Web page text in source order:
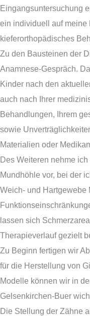
Eingangsuntersuchung
ein individuell auf meine
kieferorthopädisches
Zu den Bausteinen der
Anamnese-Gespräch.
Kinder nach den
auch nach Ihrer
Behandlungen, Ihrem
sowie
Materialien oder
Des Weiteren nehme
Mundhöhle vor, bei der
Weich- und Hartgewebe
lassen sich
Therapieverlauf gezielt
Zu Beginn fertigen wir
für die Herstellung von
Modelle können wir in
Gelsenkirchen-Buer
Die Stellung der Zähne